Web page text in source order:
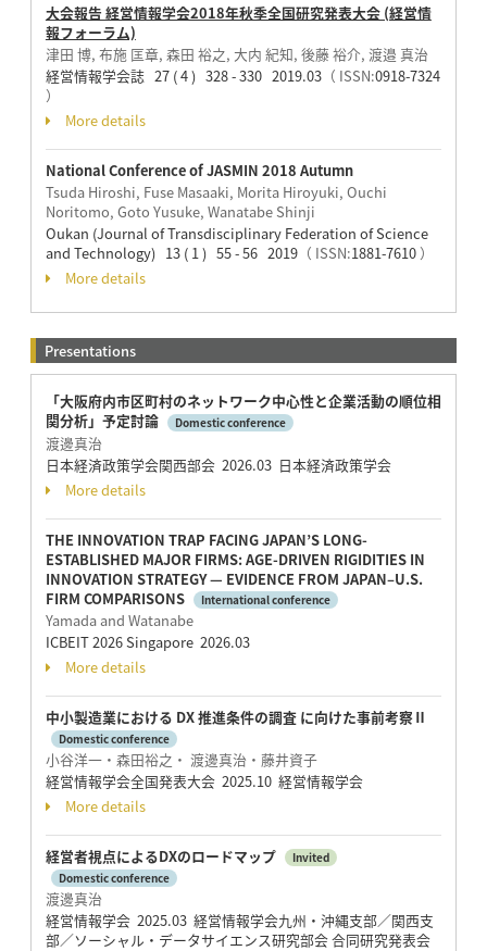
大会報告 経営情報学会2018年秋季全国研究発表大会 (経営情
報フォーラム)
津田 博, 布施 匡章, 森田 裕之, 大内 紀知, 後藤 裕介, 渡邉 真治
経営情報学会誌 27 ( 4 ) 328 - 330 2019.03（ ISSN:0918-7324
）
More details
National Conference of JASMIN 2018 Autumn
Tsuda Hiroshi, Fuse Masaaki, Morita Hiroyuki, Ouchi
Noritomo, Goto Yusuke, Wanatabe Shinji
Oukan (Journal of Transdisciplinary Federation of Science
and Technology) 13 ( 1 ) 55 - 56 2019（ ISSN:1881-7610）
More details
Presentations
「大阪府内市区町村のネットワーク中心性と企業活動の順位相
関分析」予定討論
Domestic conference
渡邊真治
日本経済政策学会関西部会 2026.03 日本経済政策学会
More details
THE INNOVATION TRAP FACING JAPAN’S LONG-
ESTABLISHED MAJOR FIRMS: AGE-DRIVEN RIGIDITIES IN
INNOVATION STRATEGY — EVIDENCE FROM JAPAN–U.S.
FIRM COMPARISONS
International conference
Yamada and Watanabe
ICBEIT 2026 Singapore 2026.03
More details
中⼩製造業における DX 推進条件の調査 に向けた事前考察Ⅱ
Domestic conference
⼩⾕洋⼀・森⽥裕之・ 渡邊真治・藤井資⼦
経営情報学会全国発表大会 2025.10 経営情報学会
More details
経営者視点によるDXのロードマップ
Invited
Domestic conference
渡邊真治
経営情報学会 2025.03 経営情報学会九州・沖縄支部／関西支
部／ソーシャル・データサイエンス研究部会 合同研究発表会